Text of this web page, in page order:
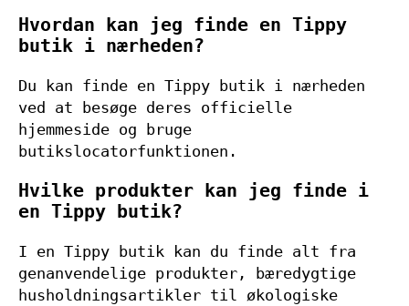
Hvordan kan jeg finde en Tippy
butik i nærheden?
Du kan finde en Tippy butik i nærheden
ved at besøge deres officielle
hjemmeside og bruge
butikslocatorfunktionen.
Hvilke produkter kan jeg finde i
en Tippy butik?
I en Tippy butik kan du finde alt fra
genanvendelige produkter, bæredygtige
husholdningsartikler til økologiske